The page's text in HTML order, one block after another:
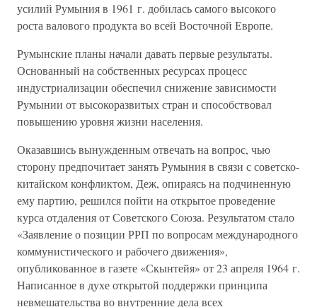
усилий Румыния в 1961 г. добилась самого высокого
роста валового продукта во всей Восточной Европе.
Румынские планы начали давать первые результаты.
Основанный на собственных ресурсах процесс
индустриализации обеспечил снижение зависимости
Румынии от высокоразвитых стран и способствовал
повышению уровня жизни населения.
Оказавшись вынужденным отвечать на вопрос, чью
сторону предпочитает занять Румыния в связи с советско-
китайском конфликтом, Деж, опираясь на подчиненную
ему партию, решился пойти на открытое проведение
курса отдаления от Советского Союза. Результатом стало
«Заявление о позиции РРП по вопросам международного
коммунистического и рабочего движения»,
опубликованное в газете «Скынтейя» от 23 апреля 1964 г.
Написанное в духе открытой поддержки принципа
невмешательства во внутренние дела всех